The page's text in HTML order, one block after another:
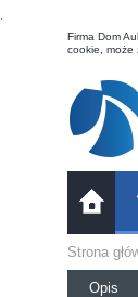
t
Firma Dom
cookie, może
Strona
Opis